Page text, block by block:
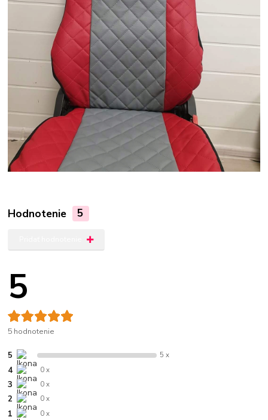
Hodnotenie 5
5
5 hodnotenie
5 5 x
4 0 x
3 0 x
2 0 x
1 0 x